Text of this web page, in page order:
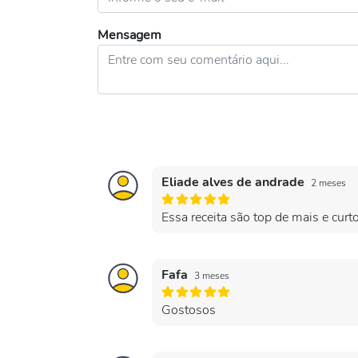
Mensagem
Eliade alves de andrade 2 meses
Essa receita são top de mais e curto
Fafa 3 meses
Gostosos